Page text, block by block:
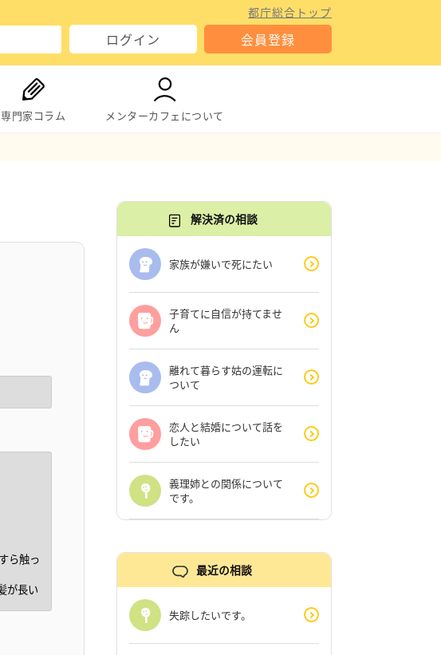
都庁総合トップ
ログイン 会員登録
専門家コラム メンターカフェについて
解決済の相談
家族が嫌いで死にたい
子育てに自信が持てませ
ん
離れて暮らす姑の運転に
ついて
恋人と結婚について話を
したい
義理姉との関係について
です。
最近の相談
失踪したいです。